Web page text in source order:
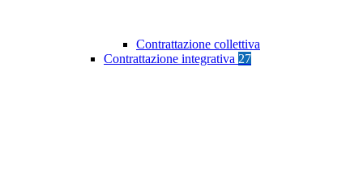
Contrattazione collettiva
Contrattazione integrativa 27